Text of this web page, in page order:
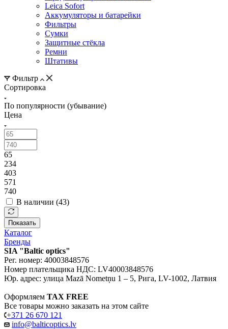
Leica Sofort
Аккумуляторы и батарейки
Фильтры
Сумки
Защитные стёкла
Ремни
Штативы
Фильтр
Сортировка
По популярности (убывание)
Цена
65
234
403
571
740
В наличии (43)
Показать
Каталог
Бренды
SIA "Baltic optics"
Рег. номер: 40003848576
Номер плательщика НДС: LV40003848576
Юр. адрес: улица Mazā Nometņu 1 – 5, Рига, LV-1002, Латвия
Оформляем TAX FREE
Все товары можно заказать на этом сайте
+371 26 670 121
info@balticoptics.lv